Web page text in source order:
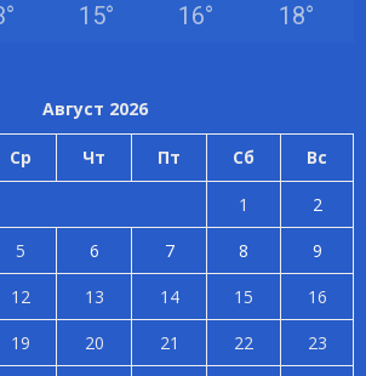
° 15° 16° 18°
Август 2026
Ср Чт Пт Сб Вс
1
2
5 6 7 8
9
12 13 14 15
16
19 20 21 22
23